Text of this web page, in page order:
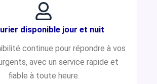
disponible jour et nuit
continue pour répondre à vos
avec un service rapide et
fiable à toute heure.